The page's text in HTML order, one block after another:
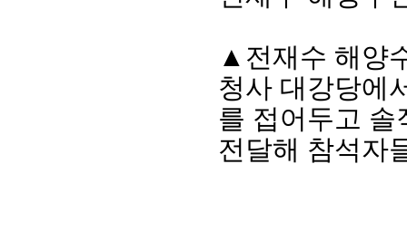
▲전재수 해양
청사 대강당에
를 접어두고
전달해 참석자